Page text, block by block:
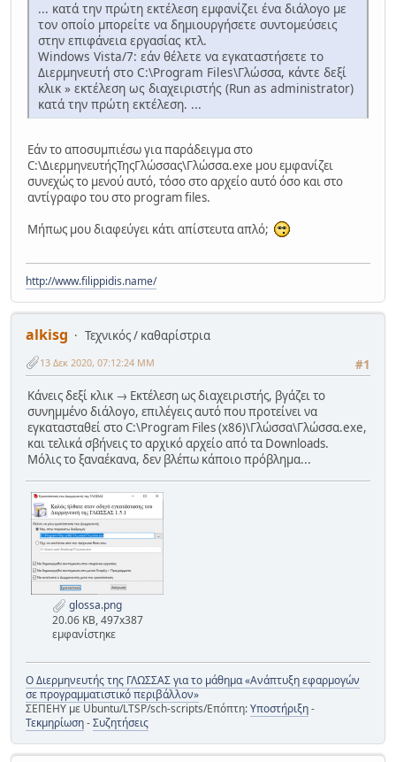
... κατά την πρώτη εκτέλεση εμφανίζει ένα διάλογο με
τον οποίο μπορείτε να δημιουργήσετε συντομεύσεις
στην επιφάνεια εργασίας κτλ.
Windows Vista/7: εάν θέλετε να εγκαταστήσετε το
Διερμηνευτή στο C:\Program Files\Γλώσσα, κάντε δεξί
κλικ » εκτέλεση ως διαχειριστής (Run as administrator)
κατά την πρώτη εκτέλεση. ...
Εάν το αποσυμπιέσω για παράδειγμα στο
C:\ΔιερμηνευτήςΤηςΓλώσσας\Γλώσσα.exe μου εμφανίζει
συνεχώς το μενού αυτό, τόσο στο αρχείο αυτό όσο και στο
αντίγραφο του στο program files.
Μήπως μου διαφεύγει κάτι απίστευτα απλό;
http://www.filippidis.name/
alkisg
Τεχνικός / καθαρίστρια
#1
13 Δεκ 2020, 07:12:24 ΜΜ
Κάνεις δεξί κλικ → Εκτέλεση ως διαχειριστής, βγάζει το
συνημμένο διάλογο, επιλέγεις αυτό που προτείνει να
εγκατασταθεί στο C:\Program Files (x86)\Γλώσσα\Γλώσσα.exe,
και τελικά σβήνεις το αρχικό αρχείο από τα Downloads.
Μόλις το ξαναέκανα, δεν βλέπω κάποιο πρόβλημα...
glossa.png
20.06 KB, 497x387
εμφανίστηκε
Ο Διερμηνευτής της ΓΛΩΣΣΑΣ για το μάθημα «Ανάπτυξη εφαρμογών
σε προγραμματιστικό περιβάλλον»
ΣΕΠΕΗΥ με Ubuntu/LTSP/sch-scripts/Επόπτη:Υποστήριξη-
Τεκμηρίωση-Συζητήσεις